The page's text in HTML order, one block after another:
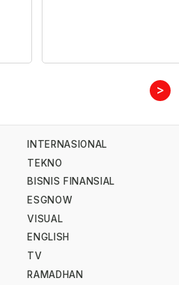
>
INTERNASIONAL
TEKNO
BISNIS FINANSIAL
ESGNOW
VISUAL
ENGLISH
TV
RAMADHAN